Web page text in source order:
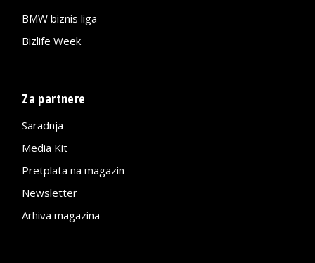
BMW biznis liga
Bizlife Week
Za partnere
Saradnja
Media Kit
Pretplata na magazin
Newsletter
Arhiva magazina